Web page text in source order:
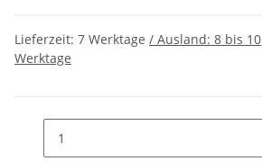
Lieferzeit: 7 Werktage / Ausland: 8 bis 10
Werktage